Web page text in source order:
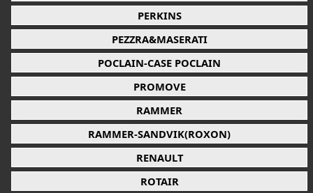
PERKINS
PEZZRA&MASERATI
POCLAIN-CASE POCLAIN
PROMOVE
RAMMER
RAMMER-SANDVIK(ROXON)
RENAULT
ROTAIR